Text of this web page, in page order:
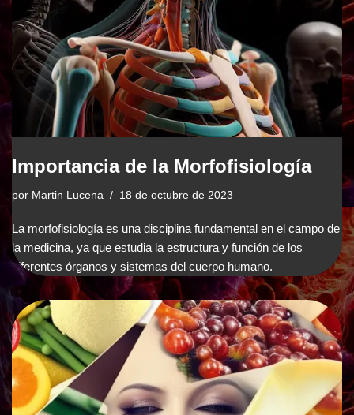
Importancia de la Morfofisiología
por Martin Lucena 18 de octubre de 2023
La morfofisiología es una disciplina fundamental en el campo de
la medicina, ya que estudia la estructura y función de los
diferentes órganos y sistemas del cuerpo humano.